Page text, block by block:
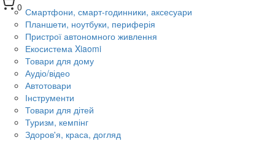
0 Смартфони, смарт-годинники, аксесуари
Планшети, ноутбуки, периферія
Пристрої автономного живлення
Екосистема Xiaomi
Товари для дому
Аудіо/відео
Автотовари
Інструменти
Товари для дітей
Туризм, кемпінг
Здоров'я, краса, догляд